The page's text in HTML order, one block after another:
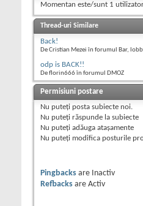
Momentan este/sunt 1
Thread-uri Similare
Back!
De Cristian Mezei în forumul Bar,
odp is BACK!!
De florin666 în forumul DMOZ
Permisiuni postare
Nu puteţi posta subiecte noi.
Nu puteţi răspunde la subiecte
Nu puteţi adăuga ataşamente
Nu puteţi modifica posturile
Pingbacks are
Inactiv
Refbacks are Activ